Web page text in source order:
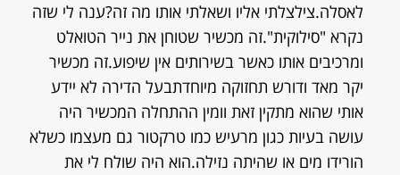
לאסלה.צילצלתי אליו ושאלתי אותו מה זה?ענה לי שזה
נקרא "סילוקית".זה מכשיר שטוחן את נייר הטואלט
ומרכיבים אותו כאשר בשירותים אין שיפוע.זה מכשיר
יקר מאד ודורש תחזוקה מיוחדתבעל הדירה לא יידע
אותי שהוא מתקין זאת וומין ההתחלה המכשיר היה
עושה בעיות כגון מרעיש כמו טרקטור גם מעצמו כשלא
הורידו מים או שהיתה נזילה.הוא היה שולח לי את